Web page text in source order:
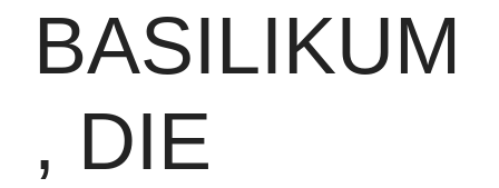
BASILIKUM
, DIE